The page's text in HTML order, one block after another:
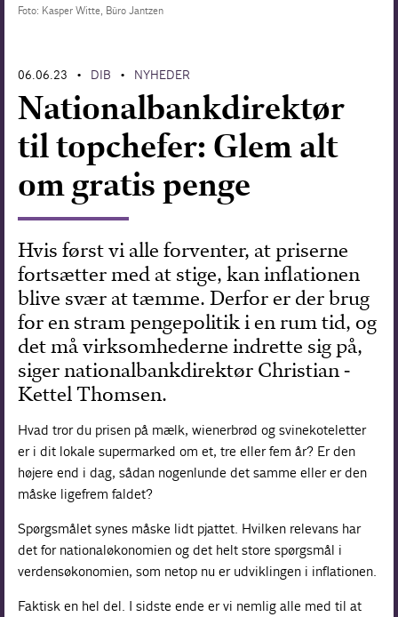
Foto: Kasper Witte, Büro Jantzen
06.06.23 • DIB • NYHEDER
Nationalbankdirektør
til topchefer: Glem alt
om gratis penge
Hvis først vi alle forventer, at priserne
fortsætter med at stige, kan inflationen
blive svær at tæmme. Derfor er der brug
for en stram pengepolitik i en rum tid, og
det må virksomhederne indrette sig på,
siger nationalbankdirektør Christian ­
Kettel Thomsen.
Hvad tror du prisen på mælk, wienerbrød og svine­koteletter
er i dit lokale supermarked om et, tre eller fem år? Er den
højere end i dag, sådan nogenlunde det samme eller er den
måske ligefrem faldet?
Spørgsmålet synes måske lidt pjattet. Hvilken relevans har
det for nationaløkonomien og det helt store spørgsmål i
verdensøkonomien, som netop nu er udviklingen i inflationen.
Faktisk en hel del. I sidste ende er vi nemlig alle med til at